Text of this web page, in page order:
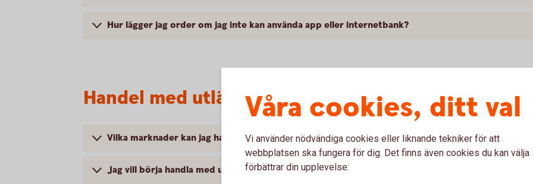
Hur lägger jag order om jag inte kan använda app eller internetbank?
Handel med utländska värdepapper
Vilka marknader kan jag handla på?
Jag vill börja handla med utländska aktier. Hur gör jag?
Våra cookies, ditt val
Vi använder nödvändiga cookies eller liknande tekniker för att
webbplatsen ska fungera för dig. Det finns även cookies du kan välja
förbättrar din upplevelse: